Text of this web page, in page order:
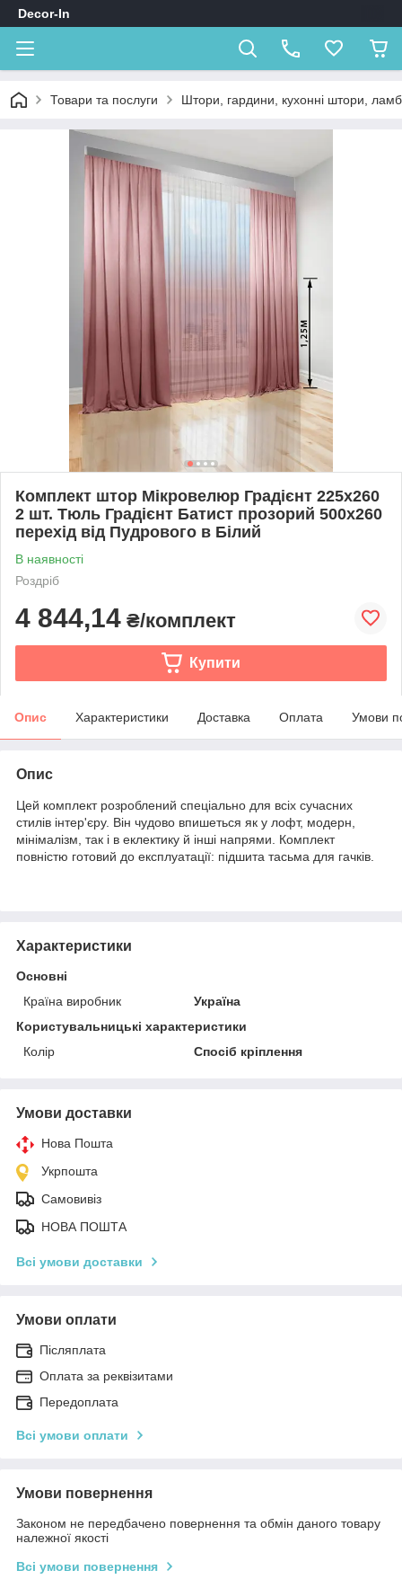
Decor-In
Товари та послуги Штори, гардини, кухонні штори,
Комплект штор Мікровелюр Градієнт 225х260
2 шт. Тюль Градієнт Батист прозорий 500х260
перехід від Пудрового в Білий
В наявності
Роздріб
4 844,14 ₴/комплект
Купити
Опис Характеристики Доставка Оплата Умови
Опис
Цей комплект розроблений спеціально для всіх сучасних
стилів інтер'єру. Він чудово впишеться як у лофт, модерн,
мінімалізм, так і в еклектику й інші напрями. Комплект
повністю готовий до експлуатації: підшита тасьма для гачків.
Характеристики
Основні
Країна виробник
Україна
Користувальницькі характеристики
Колір
Спосіб кріплення
Умови доставки
Нова Пошта
Укрпошта
Самовивіз
НОВА ПОШТА
Всі умови доставки
Умови оплати
Післяплата
Оплата за реквізитами
Передоплата
Всі умови оплати
Умови повернення
Законом не передбачено повернення та обмін даного товару
належної якості
Всі умови повернення